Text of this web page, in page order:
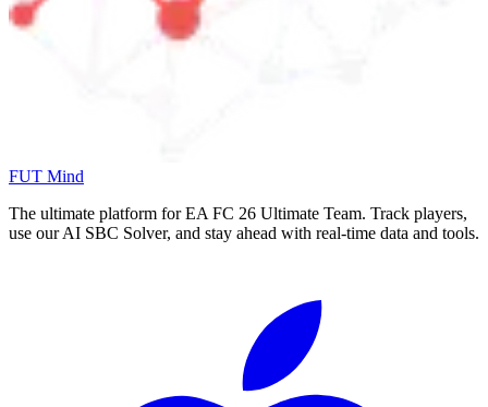
FUT Mind
The ultimate platform for EA FC 26 Ultimate Team. Track players,
use our AI SBC Solver, and stay ahead with real-time data and tools.